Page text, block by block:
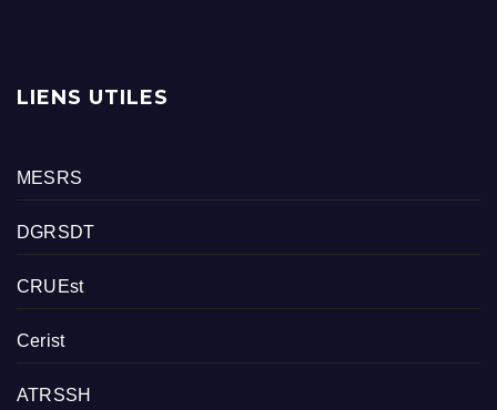
LIENS UTILES
MESRS
DGRSDT
CRUEst
Cerist
ATRSSH